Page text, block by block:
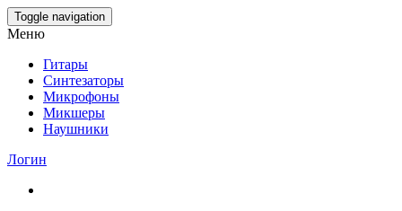
Skip
to
content
Toggle navigation
Меню
Гитары
Синтезаторы
Микрофоны
Микшеры
Наушники
Логин